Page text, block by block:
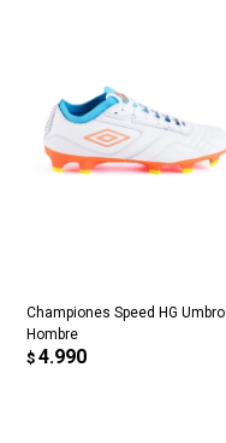
Championes Speed HG Umbro
Hombre
$ 4.990